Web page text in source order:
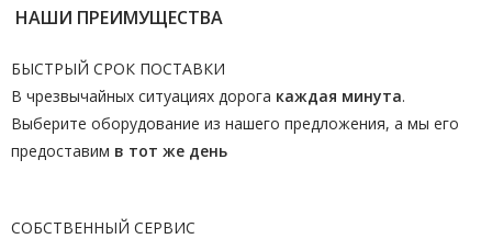
НАШИ ПРЕИМУЩЕСТВА
БЫСТРЫЙ СРОК ПОСТАВКИ
В чрезвычайных ситуациях дорога каждая минута.
Выберите оборудование из нашего предложения, а мы его
предоставим в тот же день
СОБСТВЕННЫЙ СЕРВИС